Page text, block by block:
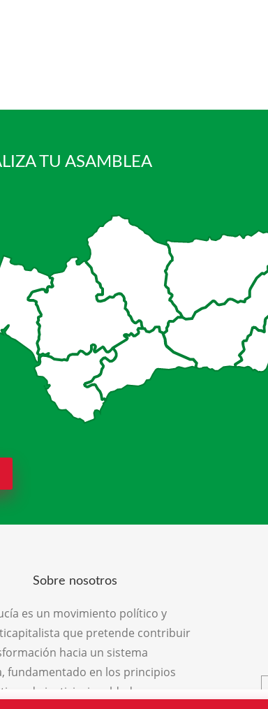
TU ASAMBLEA
Sobre nosotros
es un movimiento político y
que pretende contribuir
hacia un sistema
fundamentado en los principios
de justicia, igualdad,